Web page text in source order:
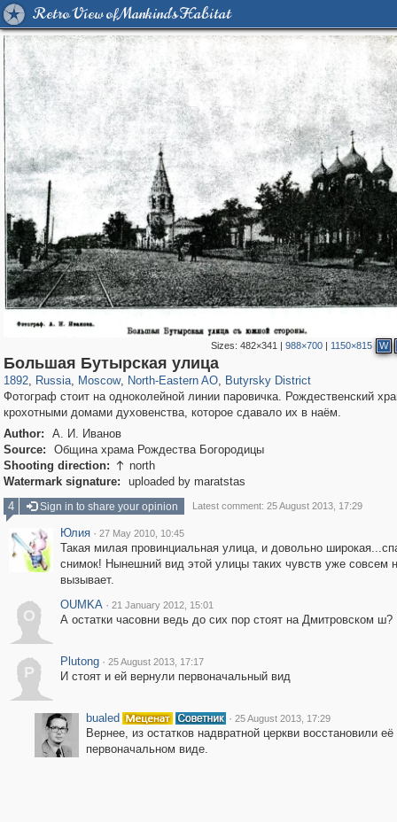
Retro View of Mankind's Habitat
Sizes:482×341 |988×700 | 1150×815 W
Большая Бутырская улица
1892, Russia
1,405,939 29,243
, Moscow
319,716 8,286
, North-Eastern AO
24,485 250
, Butyrsky District
Фотограф стоит на одноколейной линии паровичка. Рождественский
крохотными домами духовенства, которое сдавало их в наём.
Author:
А. И. Иванов
Source:
Община храма Рождества Богородицы
Shooting direction:  north
Watermark signature:
uploaded by maratstas
4
Sign in to share your opinion Latest comment: 25 August 2013, 17:29
Юлия · 27 May 2010, 10:45
Такая милая провинциальная улица, и довольно
снимок! Нынешний вид этой улицы таких чувств уже совсем
вызывает.
O
OUMKA · 21 January 2012, 15:01
А остатки часовни ведь до сих пор стоят на Дмитровском ш?
P
Plutong · 25 August 2013, 17:17
И стоят и ей вернули первоначальный вид
bualed · 25 August 2013, 17:29
Вернее, из остатков надвратной церкви восстановили её
первоначальном виде.